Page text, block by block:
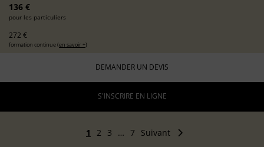
136 €
pour les particuliers
272 €
formation continue (en savoir +)
DEMANDER UN DEVIS
S'INSCRIRE EN LIGNE
1 2 3 … 7 Suivant